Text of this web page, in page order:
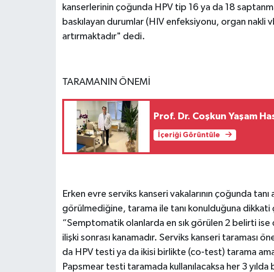
kanserlerinin çoğunda HPV tip 16 ya da 18
baskılayan durumlar (HIV enfeksiyonu, organ nakli
artırmaktadır" dedi.
TARAMANIN ÖNEMİ
Prof. Dr. Coşkun Yaşam
İçeriği Görüntüle
Erken evre serviks kanseri vakalarının çoğunda
görülmediğine, tarama ile tanı konulduğuna dikkati
“Semptomatik olanlarda en sık görülen 2 belirti ise
ilişki sonrası kanamadır. Serviks kanseri taraması
da HPV testi ya da ikisi birlikte (co-test) tarama
Papsmear testi taramada kullanılacaksa her 3 yılda